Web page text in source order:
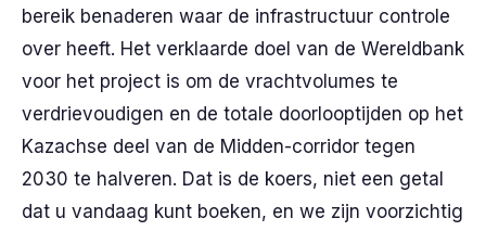
bereik benaderen waar de infrastructuur controle
over heeft. Het verklaarde doel van de Wereldbank
voor het project is om de vrachtvolumes te
verdrievoudigen en de totale doorlooptijden op het
Kazachse deel van de Midden-corridor tegen
2030 te halveren. Dat is de koers, niet een getal
dat u vandaag kunt boeken, en we zijn voorzichtig